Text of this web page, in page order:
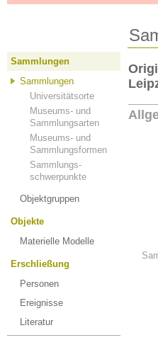
Sammlungen
Sammlungen
Universitätsorte
Museums- und
Sammlungsarten
Museums- und
Sammlungsformen
Sammlungs-
schwerpunkte
Objektgruppen
Objekte
Materielle Modelle
Erschließung
Personen
Ereignisse
Literatur